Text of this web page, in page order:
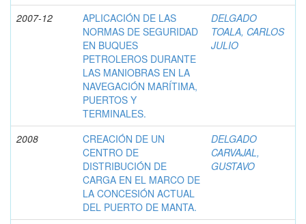
2007-12
APLICACIÓN DE LAS
NORMAS DE SEGURIDAD
EN BUQUES
PETROLEROS DURANTE
LAS MANIOBRAS EN LA
NAVEGACIÓN MARÍTIMA,
PUERTOS Y
TERMINALES.
DELGADO
TOALA, CARLOS
JULIO
2008
CREACIÓN DE UN
CENTRO DE
DISTRIBUCIÓN DE
CARGA EN EL MARCO DE
LA CONCESIÓN ACTUAL
DEL PUERTO DE MANTA.
DELGADO
CARVAJAL,
GUSTAVO